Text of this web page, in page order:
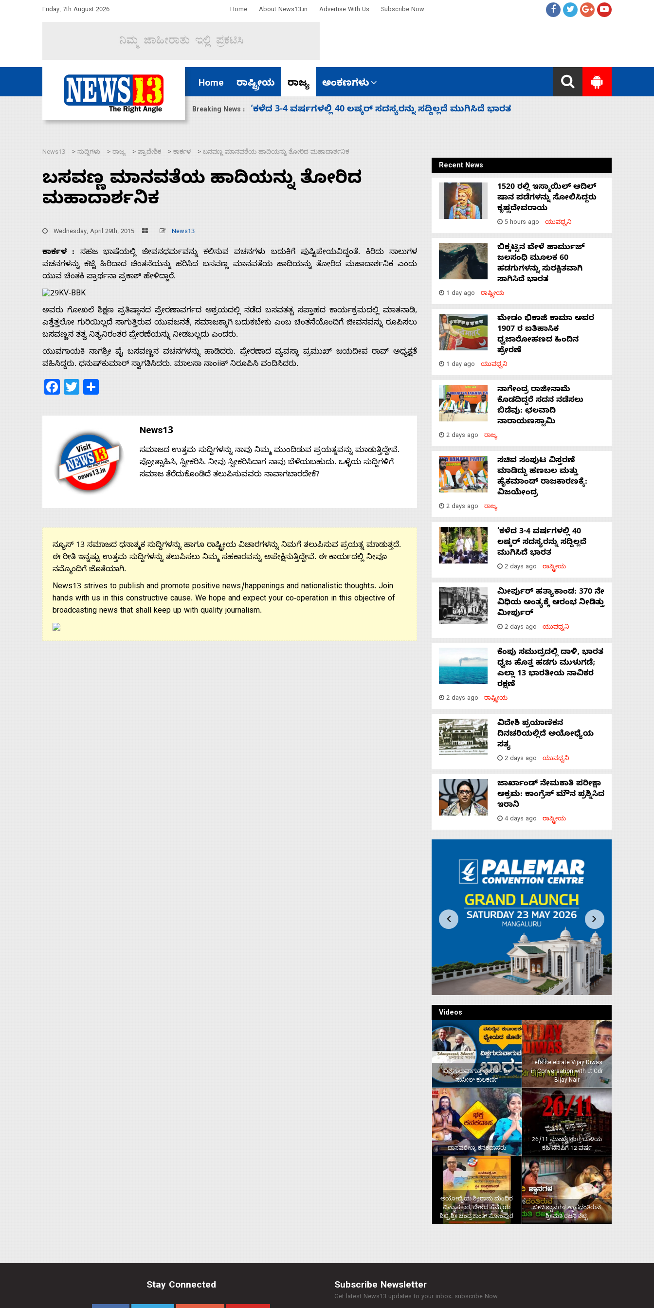
Friday, 7th August 2026 Home About News13.in Advertise With Us Subscribe Now
Home ರಾಷ್ಟ್ರೀಯ ರಾಜ್ಯ ಅಂಕಣಗಳು
Breaking News :
‘ಕಳೆದ 3-4 ವರ್ಷಗಳಲ್ಲಿ 40 ಲಷ್ಕರ್ ಸದಸ್ಯರನ್ನು ಸದ್ದಿಲ್ಲದೆ ಮುಗಿಸಿದೆ ಭಾರತ
ಕೆಂಪು ಸಮುದ್ರದಲ್ಲಿ ದಾಳಿ, ಭಾರತ ಧ್ವಜ ಹೊತ್ತ ಹಡಗು
Home
About
Advertise
Contact
News13 > ಸುದ್ದಿಗಳು > ರಾಜ್ಯ > ಪ್ರಾದೇಶಿಕ > ಕಾರ್ಕಳ > ಬಸವಣ್ಣ ಮಾನವತೆಯ ಹಾದಿಯನ್ನು ತೋರಿದ ಮಹಾದಾರ್ಶನಿಕ
ಬಸವಣ್ಣ ಮಾನವತೆಯ ಹಾದಿಯನ್ನು ತೋರಿದ
ಮಹಾದಾರ್ಶನಿಕ
Wednesday, April 29th, 2015 News13
ಕಾರ್ಕಳ : ಸಹಜ ಭಾಷೆಯಲ್ಲಿ ಜೀವನಧರ್ಮವನ್ನು ಕಲಿಸುವ ವಚನಗಳು ಬದುಕಿಗೆ ಪುಷ್ಟಿಪೇಯವಿದ್ದಂತೆ. ಕಿರಿದು ಸಾಲುಗಳ
ವಚನಗಳನ್ನು ಕಟ್ಟಿ ಹಿರಿದಾದ ಚಿಂತನೆಯನ್ನು ಹರಿಸಿದ ಬಸವಣ್ಣ ಮಾನವತೆಯ ಹಾದಿಯನ್ನು ತೋರಿದ ಮಹಾದಾರ್ಶನಿಕ ಎಂದು
ಯುವ ಚಿಂತಕಿ ಪ್ರಾರ್ಥನಾ ಪ್ರಕಾಶ್ ಹೇಳಿದ್ದಾರೆ.
ಅವರು ಗೋಖಲೆ ಶಿಕ್ಷಣ ಪ್ರತಿಷ್ಠಾನದ ಪ್ರೇರಣಾವರ್ಗದ ಆಶ್ರಯದಲ್ಲಿ ನಡೆದ ಬಸವತತ್ವ ಸಪ್ತಾಹದ ಕಾರ್ಯಕ್ರಮದಲ್ಲಿ ಮಾತನಾಡಿ,
ಎತ್ತೆತ್ತಲೋ ಗುರಿಯಿಲ್ಲದೆ ಸಾಗುತ್ತಿರುವ ಯುವಜನತೆ, ಸಮಾಜಕ್ಕಾಗಿ ಬದುಕಬೇಕು ಎಂಬ ಚಿಂತನೆಯೊಂದಿಗೆ ಜೀವನವನ್ನು ರೂಪಿಸಲು
ಬಸವಣ್ಣನ ತತ್ವ ನಿತ್ಯನಿರಂತರ ಪ್ರೇರಣೆಯನ್ನು ನೀಡಬಲ್ಲದು ಎಂದರು.
ಯುವಗಾಯಕಿ ನಾಗಶ್ರೀ ಪೈ ಬಸವಣ್ಣನ ವಚನಗಳನ್ನು ಹಾಡಿದರು. ಪ್ರೇರಣಾದ ವ್ಯವಸ್ಥಾ ಪ್ರಮುಖ್ ಜಯದೀಪ ರಾವ್ ಅಧ್ಯಕ್ಷತೆ
ವಹಿಸಿದ್ದರು. ಧನುಷ್‌ಕುಮಾರ್ ಸ್ವಾಗತಿಸಿದರು. ಮಾಲಸಾ ನಾಂiiಕ್ ನಿರೂಪಿಸಿ ವಂದಿಸಿದರು.
Facebook
Twitter
News13
ಸಮಾಜದ ಉತ್ತಮ ಸುದ್ದಿಗಳನ್ನು ನಾವು ನಿಮ್ಮ ಮುಂದಿಡುವ ಪ್ರಯತ್ನವನ್ನು ಮಾಡುತ್ತಿದ್ದೇವೆ.
ಪ್ರೋತ್ಸಾಹಿಸಿ, ಸ್ವೀಕರಿಸಿ. ನೀವು ಸ್ವೀಕರಿಸಿದಾಗ ನಾವು ಬೆಳೆಯಬಹುದು. ಒಳ್ಳೆಯ ಸುದ್ದಿಗಳಿಗೆ
ಸಮಾಜ ತೆರೆದುಕೊಂಡಿದೆ ತಲುಪಿಸುವವರು ನಾವಾಗಬಾರದೇಕೆ?
ನ್ಯೂಸ್ 13 ಸಮಾಜದ ಧನಾತ್ಮಕ ಸುದ್ದಿಗಳನ್ನು ಹಾಗೂ ರಾಷ್ಟ್ರೀಯ ವಿಚಾರಗಳನ್ನು ನಿಮಗೆ ತಲುಪಿಸುವ ಪ್ರಯತ್ನ ಮಾಡುತ್ತದೆ.
ಈ ರೀತಿ ಇನ್ನಷ್ಟು ಉತ್ತಮ ಸುದ್ದಿಗಳನ್ನು ತಲುಪಿಸಲು ನಿಮ್ಮ ಸಹಕಾರವನ್ನು ಅಪೇಕ್ಷಿಸುತ್ತಿದ್ದೇವೆ. ಈ ಕಾರ್ಯದಲ್ಲಿ ನೀವೂ
ನಮ್ಮೊಂದಿಗೆ ಜೊತೆಯಾಗಿ.
News13 strives to publish and promote positive news/happenings and nationalistic thoughts. Join
hands with us in this constructive cause. We hope and expect your co-operation in this objective of
broadcasting news that shall keep up with quality journalism.
Recent News
1520 ರಲ್ಲಿ ಇಸ್ಮಾಯಿಲ್ ಆದಿಲ್
ಷಾನ ಪಡೆಗಳನ್ನು ಸೋಲಿಸಿದ್ದರು
ಕೃಷ್ಣದೇವರಾಯ
5 hours ago ಯುವಧ್ವನಿ
ಬಿಕ್ಕಟ್ಟಿನ ವೇಳೆ ಹಾರ್ಮುಜ್
ಜಲಸಂಧಿ ಮೂಲಕ 60
ಹಡಗುಗಳನ್ನು ಸುರಕ್ಷಿತವಾಗಿ
ಸಾಗಿಸಿದೆ ಭಾರತ
1 day ago ರಾಷ್ಟ್ರೀಯ
ಮೇಡಂ ಭಿಕಾಜಿ ಕಾಮಾ ಅವರ
1907 ರ ಐತಿಹಾಸಿಕ
ಧ್ವಜಾರೋಹಣದ ಹಿಂದಿನ
ಪ್ರೇರಣೆ
1 day ago ಯುವಧ್ವನಿ
ನಾಗೇಂದ್ರ ರಾಜೀನಾಮೆ
ಕೊಡದಿದ್ದರೆ ಸದನ ನಡೆಸಲು
ಬಿಡೆವು: ಛಲವಾದಿ
ನಾರಾಯಣಸ್ವಾಮಿ
2 days ago ರಾಜ್ಯ
ಸಚಿವ ಸಂಪುಟ ವಿಸ್ತರಣೆ
ಮಾಡಿದ್ದು ಹಣಬಲ ಮತ್ತು
ಹೈಕಮಾಂಡ್ ರಾಜಕಾರಣಕ್ಕೆ:
ವಿಜಯೇಂದ್ರ
2 days ago ರಾಜ್ಯ
‘ಕಳೆದ 3-4 ವರ್ಷಗಳಲ್ಲಿ 40
ಲಷ್ಕರ್ ಸದಸ್ಯರನ್ನು ಸದ್ದಿಲ್ಲದೆ
ಮುಗಿಸಿದೆ ಭಾರತ
2 days ago ರಾಷ್ಟ್ರೀಯ
ಮೀರ್ಪುರ್ ಹತ್ಯಾಕಾಂಡ: 370 ನೇ
ವಿಧಿಯ ಅಂತ್ಯಕ್ಕೆ ಆರಂಭ ನೀಡಿತ್ತು
ಮೀರ್ಪುರ್
2 days ago ಯುವಧ್ವನಿ
ಕೆಂಪು ಸಮುದ್ರದಲ್ಲಿ ದಾಳಿ, ಭಾರತ
ಧ್ವಜ ಹೊತ್ತ ಹಡಗು ಮುಳುಗಡೆ;
ಎಲ್ಲಾ 13 ಭಾರತೀಯ ನಾವಿಕರ
ರಕ್ಷಣೆ
2 days ago ರಾಷ್ಟ್ರೀಯ
ವಿದೇಶಿ ಪ್ರಯಾಣಿಕನ
ದಿನಚರಿಯಲ್ಲಿದೆ ಅಯೋಧ್ಯೆಯ
ಸತ್ಯ
2 days ago ಯುವಧ್ವನಿ
ಜಾರ್ಖಾಂಡ್‌ ನೇಮಕಾತಿ ಪರೀಕ್ಷಾ
ಅಕ್ರಮ: ಕಾಂಗ್ರೆಸ್‌ ಮೌನ ಪ್ರಶ್ನಿಸಿದ
ಇರಾನಿ
4 days ago ರಾಷ್ಟ್ರೀಯ
Videos
ವಿಶ್ವಗುರುವಾಗುತ್ತ ಭಾರತ – ಶ್ರೀ
ಸುನೀಲ್‌ ಕುಲಕರ್ಣಿ
Lets celebrate Vijay Diwas
in Conversation with Lt Cdr
Bijay Nair
ದಾಸವರೇಣ್ಯ ಕನಕದಾಸರು
26/11 ಮುಂಬೈ ಉಗ್ರ ದಾಳಿಯ
ಕಹಿ ನೆನಪಿಗೆ 12 ವರ್ಷ
ಅಯೋಧ್ಯೆಯ ಶ್ರೀರಾಮ ಮಂದಿರ
ವಿನ್ಯಾಸಕಾರ, ದೇಶದ ಹೆಮ್ಮೆಯ
ಶಿಲ್ಪಿ ಶ್ರೀ ಚಂದ್ರಕಾಂತ್‌ ಸೋಂಪುರ
ಬೀದಿ ಶ್ವಾನಗಳ ಶ್ವಾಸದಂತಿರುವ
ಶ್ರೀಮತಿ ರಜನಿ ಶೆಟ್ಟಿ
Stay Connected Subscribe Newsletter
Get latest News13 updates to your inbox. subscribe Now